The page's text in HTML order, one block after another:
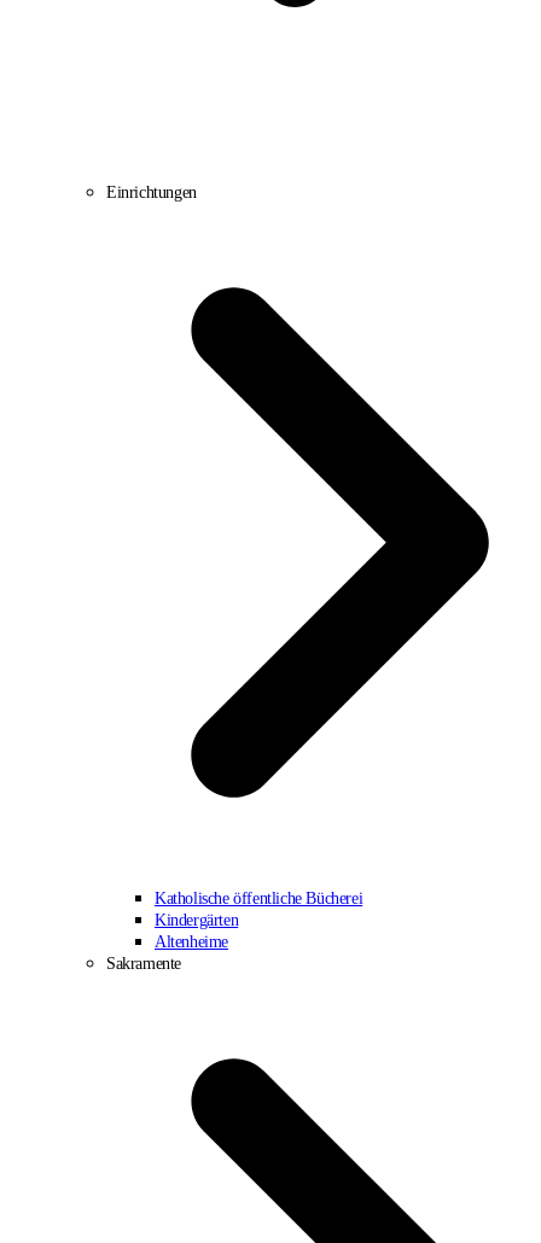
Einrichtungen
Katholische öffentliche Bücherei
Kindergärten
Altenheime
Sakramente